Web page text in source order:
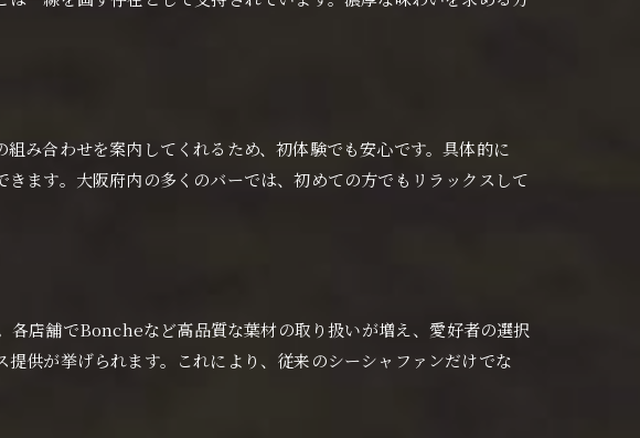
ント
み合わせを案内してくれるため、初体験でも安心です。具体的に
ます。大阪府内の多くのバーでは、初めての方でもリラックスして
各店舗でBoncheなど高品質な葉材の取り扱いが増え、愛好者の選択
供が挙げられます。これにより、従来のシーシャファンだけでな